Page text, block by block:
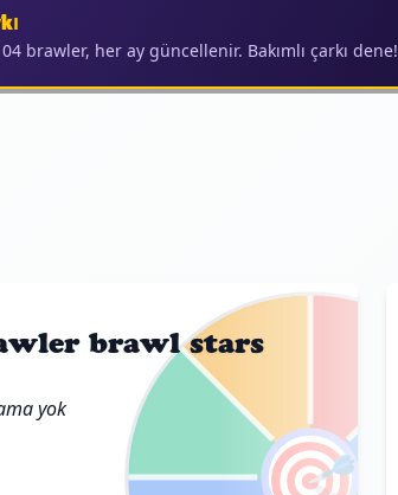
brawler, her ay güncellenir. Bakımlı çarkı dene!
brawl stars
yok